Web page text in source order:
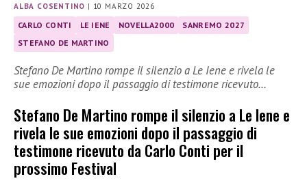
ALBA COSENTINO | 10 MARZO 2026
CARLO CONTI LE IENE NOVELLA2000
SANREMO 2027
STEFANO DE MARTINO
Stefano De Martino rompe il silenzio a Le Iene e rivela le
sue emozioni dopo il passaggio di testimone ricevuto…
Stefano De Martino rompe il silenzio a Le Iene e
rivela le sue emozioni dopo il passaggio di
testimone ricevuto da Carlo Conti per il
prossimo Festival